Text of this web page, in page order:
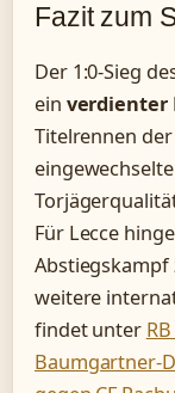
Fazit zum
Der 1:0-Sieg
ein verdienter
Titelrennen
Für Lecce
weitere
findet unter
Baumgartner-